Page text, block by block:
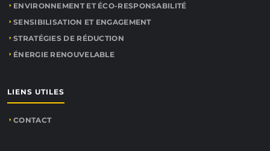
ENVIRONNEMENT ET ÉCO-RESPONSABILITÉ
SENSIBILISATION ET ENGAGEMENT
STRATÉGIES DE RÉDUCTION
ÉNERGIE RENOUVELABLE
LIENS UTILES
CONTACT